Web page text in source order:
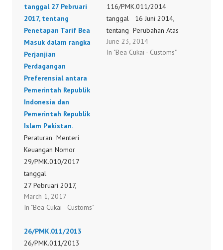
tanggal 27 Pebruari
2017, tentang
Penetapan Tarif Bea
Masuk dalam rangka
Perjanjian
Perdagangan
Preferensial antara
Pemerintah Republik
Indonesia dan
Pemerintah Republik
Islam Pakistan.
Peraturan Menteri
Keuangan Nomor
29/PMK.010/2017
tanggal
27 Pebruari 2017,
tentang Penetapan Tarif
Bea Masuk dalam
Perdagangan
Preferensial antara
March 1, 2017
In "Bea Cukai - Customs"
116/PMK.011/2014
tanggal 16 Juni 2014,
tentang Perubahan Atas
Peraturan Menteri
Keuangan Nomor
June 23, 2014
In "Bea Cukai - Customs"
26/PMK.011/2013
26/PMK.011/2013